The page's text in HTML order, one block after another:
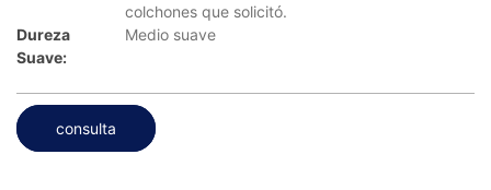
colchones que solicitó.
Dureza
Suave:
Medio suave
consulta